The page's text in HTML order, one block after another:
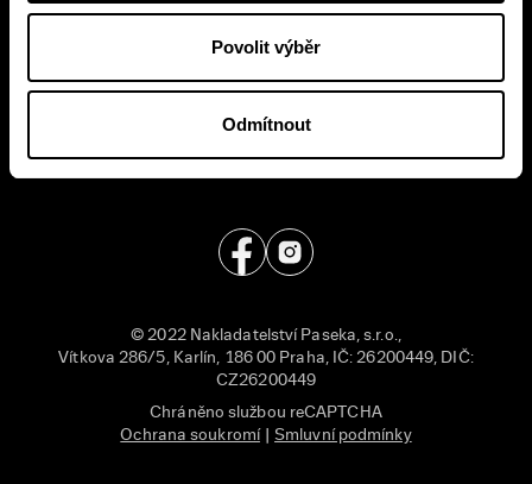
Povolit výběr
Odmítnout
Časté dotazy
podmínky
osobních údajů
Kontakt
English
Pro média
© 2022 Nakladatelství Paseka, s.r.o.,
Vítkova 286/5, Karlín, 186 00 Praha, IČ: 26200449, DIČ:
CZ26200449
Chráněno službou reCAPTCHA
Ochrana soukromí
Smluvní podmínky